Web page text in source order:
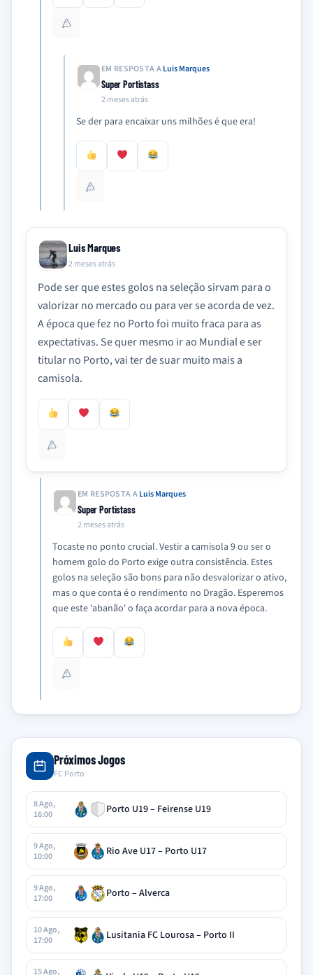
EM RESPOSTA ALuis Marques
Super Portistass
2 meses atrás
Se der para encaixar uns milhões é que era!
Luis Marques
2 meses atrás
Pode ser que estes golos na seleção sirvam para o
valorizar no mercado ou para ver se acorda de vez.
A época que fez no Porto foi muito fraca para as
expectativas. Se quer mesmo ir ao Mundial e ser
titular no Porto, vai ter de suar muito mais a
camisola.
EM RESPOSTA ALuis Marques
Super Portistass
2 meses atrás
Tocaste no ponto crucial. Vestir a camisola 9 ou ser o
homem golo do Porto exige outra consistência. Estes
golos na seleção são bons para não desvalorizar o ativo,
mas o que conta é o rendimento no Dragão. Esperemos
que este 'abanão' o faça acordar para a nova época.
Próximos Jogos
FC Porto
8 Ago,
16:00
Porto U19 – Feirense U19
9 Ago,
10:00
Rio Ave U17 – Porto U17
9 Ago,
17:00
Porto – Alverca
10 Ago,
17:00
Lusitania FC Lourosa – Porto II
15 Ago,